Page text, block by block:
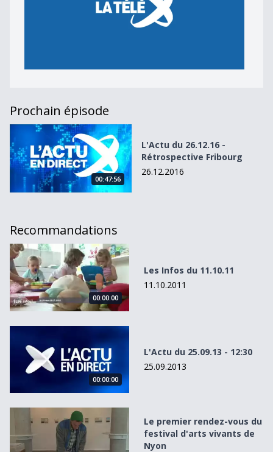
Prochain épisode
L&#039;Actu du 26.12.16 - Rétrospective Fribourg
00:47:56
L'Actu du 26.12.16 -
Rétrospective Fribourg
26.12.2016
Recommandations
Les Infos du 11.10.11
00:00:00
Les Infos du 11.10.11
11.10.2011
L&#039;Actu du 25.09.13 - 12:30
00:00:00
L'Actu du 25.09.13 - 12:30
25.09.2013
Le premier rendez-vous du festival d&#039;arts vivants
Le premier rendez-vous du
festival d'arts vivants de
Nyon